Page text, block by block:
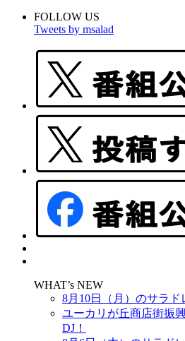
FOLLOW US
Tweets by msalad
WHAT’s NEW
8月10日（月）のサラド
ユーカリが丘商店街振
DJ！